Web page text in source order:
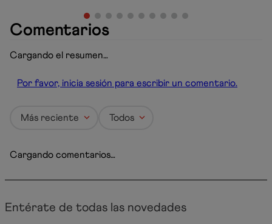
Comentarios
Cargando el resumen…
Por favor, inicia sesión para escribir un comentario.
Más reciente Todos
Cargando comentarios…
Entérate de todas las novedades